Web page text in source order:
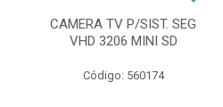
CAMERA TV P/SIST. SEG
VHD 3206 MINI SD
Código: 560174